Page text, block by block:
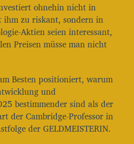
ohnehin nicht in
ihm zu riskant, sondern in
Aktien seien interessant,
Preisen müsse man nicht
Besten positioniert, warum
und
bestimmender sind als der
der Cambridge-Professor in
der GELDMEISTERIN.